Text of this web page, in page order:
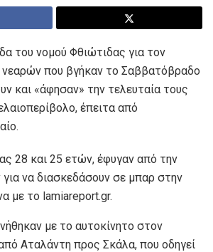
του νομού Φθιώτιδας για τον
που βγήκαν το Σαββατόβραδο
και «άφησαν» την τελευταία τους
έπειτα από
28 και 25 ετών, έφυγαν από την
για να διασκεδάσουν σε μπαρ στην
με το lamiareport.gr.
με το αυτοκίνητο στον
Αταλάντη προς Σκάλα, που οδηγεί